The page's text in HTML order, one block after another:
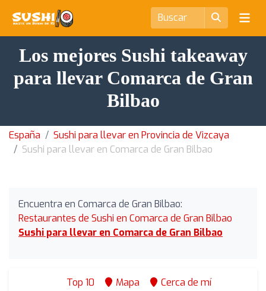
Los mejores Sushi takeaway
para llevar Comarca de Gran
Bilbao
España
Sushi para llevar en Provincia de Vizcaya
Sushi para llevar en Comarca de Gran Bilbao
Encuentra en Comarca de Gran Bilbao:
Restaurantes de Sushi en Comarca de Gran Bilbao
Sushi para llevar en Comarca de Gran Bilbao
Top 10 Mapa
Cerca de mí